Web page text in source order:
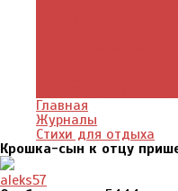
Главная
Журналы
Стихи для отдыха
Крошка-сын к отцу
aleks57